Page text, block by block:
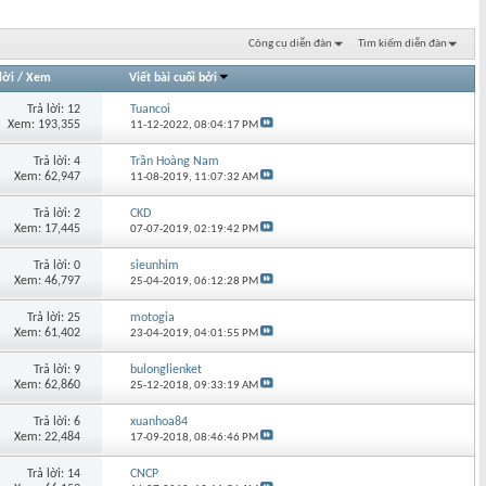
Công cụ diễn đàn Tìm kiếm diễn đàn
/ Xem Viết bài cuối bởi
Trả lời: 12
Xem: 193,355
Tuancoi
11-12-2022,08:04:17 PM
Trả lời: 4
Xem: 62,947
Trần Hoàng Nam
11-08-2019, 11:07:32 AM
Trả lời: 2
Xem: 17,445
CKD
07-07-2019,02:19:42 PM
Trả lời: 0
Xem: 46,797
sieunhim
25-04-2019,06:12:28 PM
Trả lời: 25
Xem: 61,402
motogia
23-04-2019,04:01:55 PM
Trả lời: 9
Xem: 62,860
bulonglienket
25-12-2018,09:33:19 AM
Trả lời: 6
Xem: 22,484
xuanhoa84
17-09-2018,08:46:46 PM
Trả lời: 14
CNCP